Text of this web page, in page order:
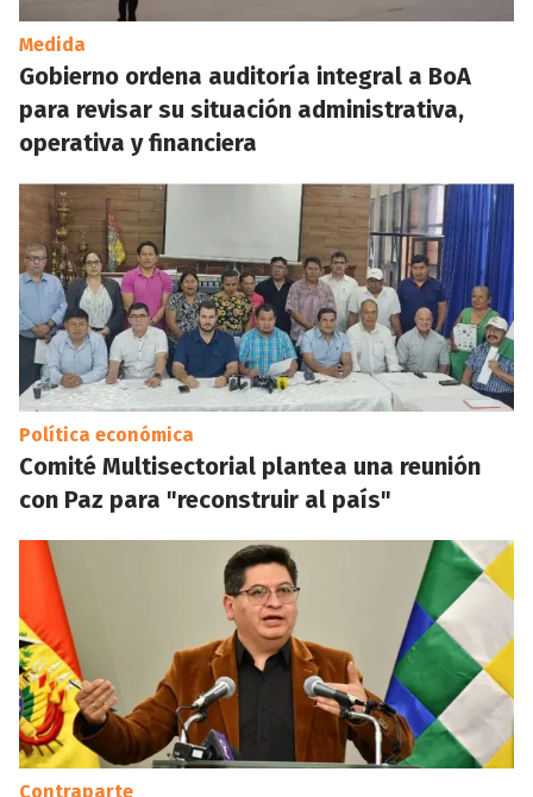
Medida
Gobierno ordena auditoría integral a BoA
para revisar su situación administrativa,
operativa y financiera
Política económica
Comité Multisectorial plantea una reunión
con Paz para "reconstruir al país"
Contraparte